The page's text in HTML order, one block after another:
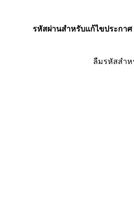
รหัสผ่านสำหรับแก้ไขประกาศ
ลืมรหัสสำ